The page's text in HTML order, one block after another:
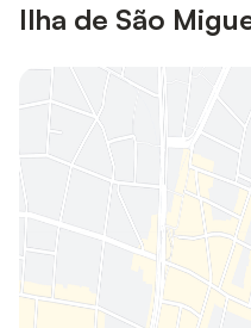
Ilha de São